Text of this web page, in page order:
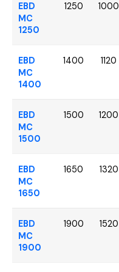
EBD
MC
1250
1250 1000
EBD
MC
1400
1400 1120
EBD
MC
1500
1500 1200
EBD
MC
1650
1650 1320
EBD
MC
1900
1900 1520